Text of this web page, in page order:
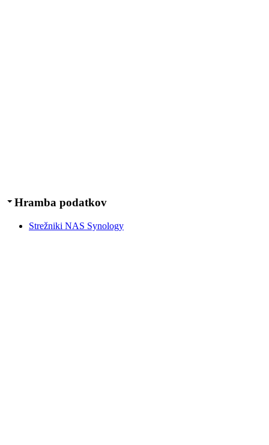
Hramba podatkov
Strežniki NAS Synology